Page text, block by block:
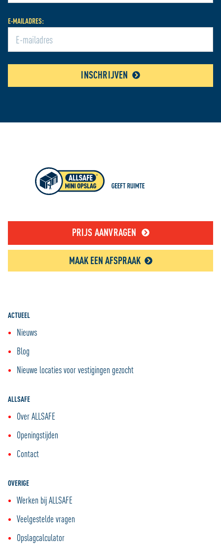
E-MAILADRES:
INSCHRIJVEN
PRIJS AANVRAGEN
MAAK EEN AFSPRAAK
ACTUEEL
Nieuws
Blog
Nieuwe locaties voor vestigingen gezocht
ALLSAFE
Over ALLSAFE
Openingstijden
Contact
OVERIGE
Werken bij ALLSAFE
Veelgestelde vragen
Opslagcalculator